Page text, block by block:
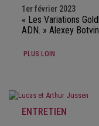
1er février 2023
« Les Variations
ADN. » Alexey
PLUS LOIN
ENTRETIEN